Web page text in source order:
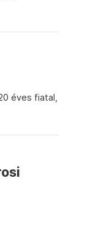
éves fiatal,